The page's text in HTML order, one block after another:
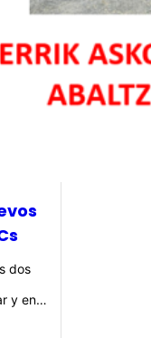
dos
y en…